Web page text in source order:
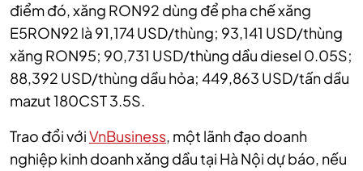
điểm đó, xăng RON92 dùng để pha chế xăng
E5RON92 là 91,174 USD/thùng; 93,141 USD/thùng
xăng RON95; 90,731 USD/thùng dầu diesel 0.05S;
88,392 USD/thùng dầu hỏa; 449,863 USD/tấn dầu
mazut 180CST 3.5S.
Trao đổi vớiVnBusiness, một lãnh đạo doanh
nghiệp kinh doanh xăng dầu tại Hà Nội dự báo, nếu